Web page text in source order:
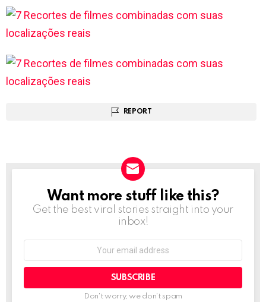
REPORT
NEWSLETTER
Want more stuff like this?
Get the best viral stories straight into your
inbox!
Don't worry, we don't spam